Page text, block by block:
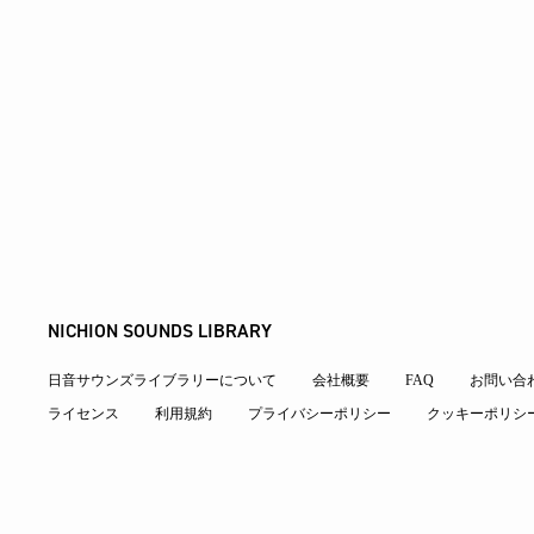
NICHION SOUNDS LIBRARY
日音サウンズライブラリーについて 会社概要 FAQ
お問い合
ライセンス
利用規約 プライバシーポリシー クッキーポリシ